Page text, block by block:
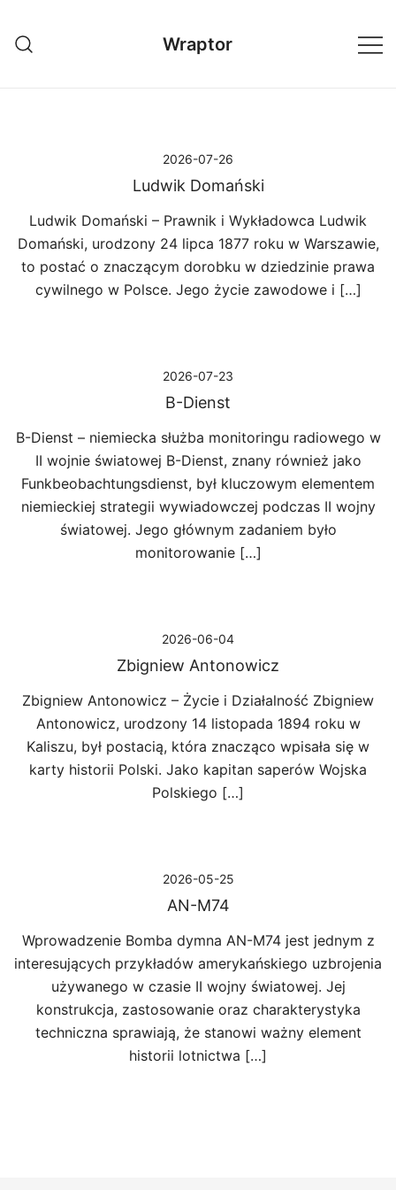
treści
Wraptor
2026-07-26
Ludwik Domański
Ludwik Domański – Prawnik i Wykładowca Ludwik
Domański, urodzony 24 lipca 1877 roku w Warszawie,
to postać o znaczącym dorobku w dziedzinie prawa
cywilnego w Polsce. Jego życie zawodowe i […]
2026-07-23
B-Dienst
B-Dienst – niemiecka służba monitoringu radiowego w
II wojnie światowej B-Dienst, znany również jako
Funkbeobachtungsdienst, był kluczowym elementem
niemieckiej strategii wywiadowczej podczas II wojny
światowej. Jego głównym zadaniem było
monitorowanie […]
2026-06-04
Zbigniew Antonowicz
Zbigniew Antonowicz – Życie i Działalność Zbigniew
Antonowicz, urodzony 14 listopada 1894 roku w
Kaliszu, był postacią, która znacząco wpisała się w
karty historii Polski. Jako kapitan saperów Wojska
Polskiego […]
2026-05-25
AN-M74
Wprowadzenie Bomba dymna AN-M74 jest jednym z
interesujących przykładów amerykańskiego uzbrojenia
używanego w czasie II wojny światowej. Jej
konstrukcja, zastosowanie oraz charakterystyka
techniczna sprawiają, że stanowi ważny element
historii lotnictwa […]